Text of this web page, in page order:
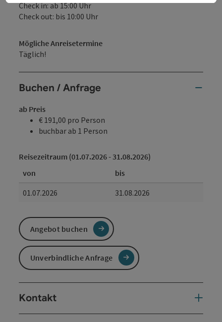
Check in: ab 15:00 Uhr
Check out: bis 10:00 Uhr
Mögliche Anreisetermine
Täglich!
Buchen / Anfrage
ab Preis
€ 191,00 pro Person
buchbar ab 1 Person
Reisezeitraum (01.07.2026 - 31.08.2026)
von
bis
01.07.2026
31.08.2026
Angebot buchen
Unverbindliche Anfrage
Kontakt